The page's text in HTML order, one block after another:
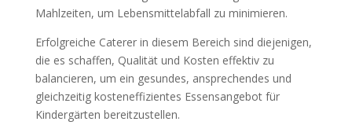
Mahlzeiten, um Lebensmittelabfall zu minimieren.
Erfolgreiche Caterer in diesem Bereich sind diejenigen,
die es schaffen, Qualität und Kosten effektiv zu
balancieren, um ein gesundes, ansprechendes und
gleichzeitig kosteneffizientes Essensangebot für
Kindergärten bereitzustellen.